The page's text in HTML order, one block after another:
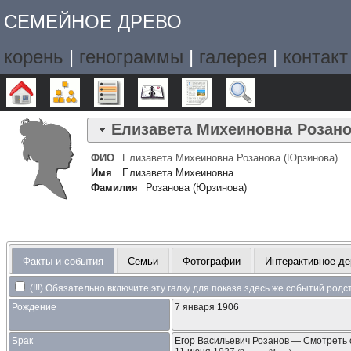
СЕМЕЙНОЕ ДРЕВО
корень | генограммы | галерея | контакт
Дерево Графики Списки Календарь Отчёты
Елизавета Михеиновна
ФИО Елизавета Михеиновна Розанова (Юрзинова)
Имя
Елизавета Михеиновна
Фамилия
Розанова (Юрзинова)
Факты и события Семьи Фотографии Интерактивное
(!!!) Обязательно включите эту галку для показа здесь же событий
Рождение
7 января 1906
Брак Егор Васильевич Розанов — Смотреть